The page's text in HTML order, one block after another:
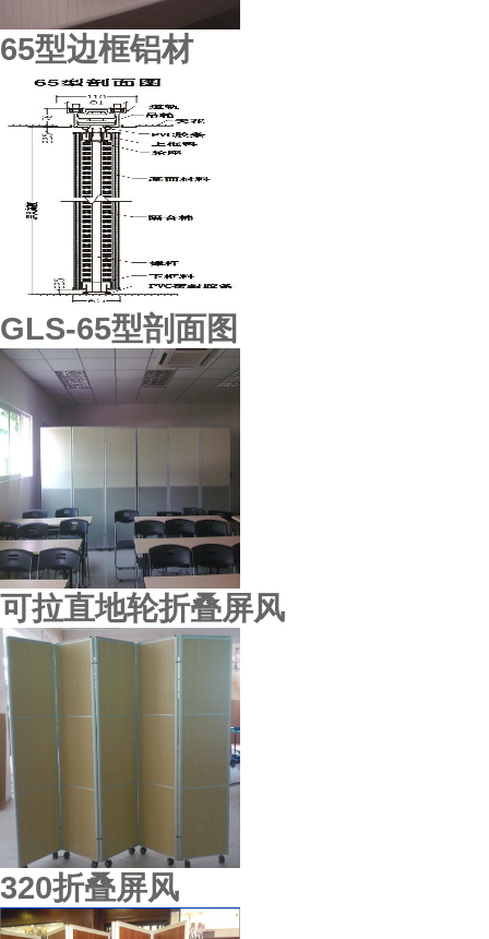
虎门利国机械厂
顺德东城酒楼
65型边框铝材
GLS-65型剖面图
可拉直地轮折叠屏风
320折叠屏风